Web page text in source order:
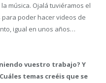
música. Ojalá tuviéramos el
poder hacer videos de
igual en unos años…
vuestro trabajo? Y
temas creéis que se